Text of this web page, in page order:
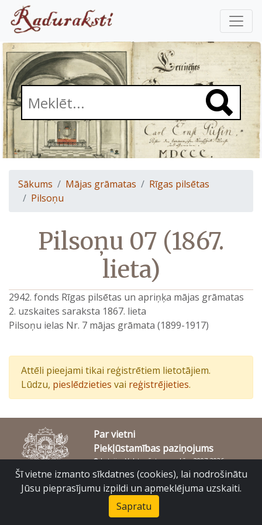
Sākums Mājas grāmatas
Rīgas pilsētas
Pilsoņu
Pilsoņu 07 (1867.
lieta)
2942. fonds Rīgas pilsētas un apriņķa mājas grāmatas
2. uzskaites saraksta 1867. lieta
Pilsoņu ielas Nr. 7 mājas grāmata (1899-1917)
Attēli pieejami tikai reģistrētiem lietotājiem.
Lūdzu, pieslēdzieties vai reģistrējieties.
Par vietni
Piekļūstamības paziņojums
© Latvijas Valsts vēstures arhīvs 2007-2026
Slokas iela 16, Rīga, LV – 1048
Šī vietne izmanto sīkdatnes (cookies), lai nodrošinātu
Jūsu pieprasījumu izpildi un apmeklējuma uzskaiti.
Sapratu